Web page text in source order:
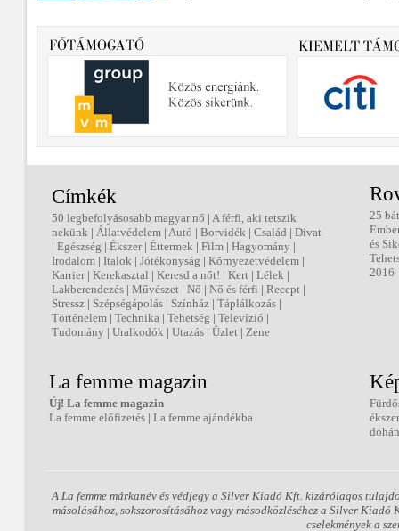
Címkék
50 legbefolyásosabb magyar nő | A férfi, aki tetszik
nekünk | Állatvédelem | Autó | Borvidék | Család | Divat
| Egészség | Ékszer| Éttermek | Film | Hagyomány |
Irodalom | Italok | Jótékonyság | Környezetvédelem |
Karrier| Kerekasztal | Keresd a nőt! | Kert | Lélek |
Lakberendezés | Művészet | Nő | Nő és férfi | Recept |
Stressz | Szépségápolás | Színház | Táplálkozás |
Történelem | Technika | Tehetség | Televízió |
Tudomány | Uralkodók | Utazás | Üzlet | Zene
25
és
2016
La femme magazin
Új! La femme magazin
La femme előfizetés | La femme ajándékba
A La femme márkanév és védjegy a Silver Kiadó Kft. kizárólagos
másolásához, sokszorosításához vagy másodközléséhez a Silver
cselekmények a